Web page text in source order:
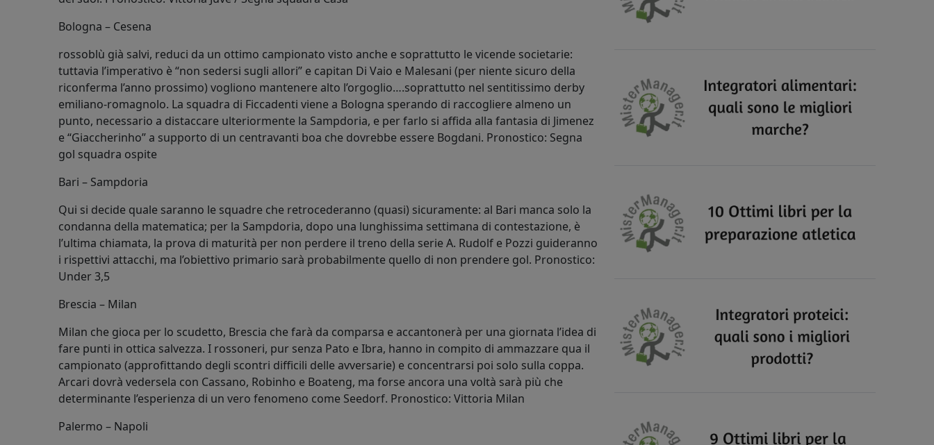
Bologna – Cesena
rossoblù già salvi, reduci da un ottimo campionato visto anche e soprattutto le vicende societarie:
tuttavia l’imperativo è “non sedersi sugli allori” e capitan Di Vaio e Malesani (per niente sicuro della
riconferma l’anno prossimo) vogliono mantenere alto l’orgoglio….soprattutto nel sentitissimo derby
emiliano-romagnolo. La squadra di Ficcadenti viene a Bologna sperando di raccogliere almeno un
punto, necessario a distaccare ulteriormente la Sampdoria, e per farlo si affida alla fantasia di Jimenez
e “Giaccherinho” a supporto di un centravanti boa che dovrebbe essere Bogdani. Pronostico: Segna
gol squadra ospite
Bari – Sampdoria
Qui si decide quale saranno le squadre che retrocederanno (quasi) sicuramente: al Bari manca solo la
condanna della matematica; per la Sampdoria, dopo una lunghissima settimana di contestazione, è
l’ultima chiamata, la prova di maturità per non perdere il treno della serie A. Rudolf e Pozzi guideranno
i rispettivi attacchi, ma l’obiettivo primario sarà probabilmente quello di non prendere gol. Pronostico:
Under 3,5
Brescia – Milan
Milan che gioca per lo scudetto, Brescia che farà da comparsa e accantonerà per una giornata l’idea di
fare punti in ottica salvezza. I rossoneri, pur senza Pato e Ibra, hanno in compito di ammazzare qua il
campionato (approfittando degli scontri difficili delle avversarie) e concentrarsi poi solo sulla coppa.
Arcari dovrà vedersela con Cassano, Robinho e Boateng, ma forse ancora una voltà sarà più che
determinante l’esperienza di un vero fenomeno come Seedorf. Pronostico: Vittoria Milan
Palermo – Napoli